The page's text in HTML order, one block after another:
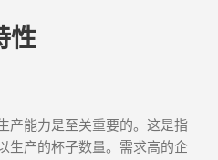
性
产能力是至关重要的。这是指
生产的杯子数量。需求高的企